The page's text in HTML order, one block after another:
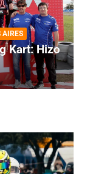
AIRES
Kart: Hizo